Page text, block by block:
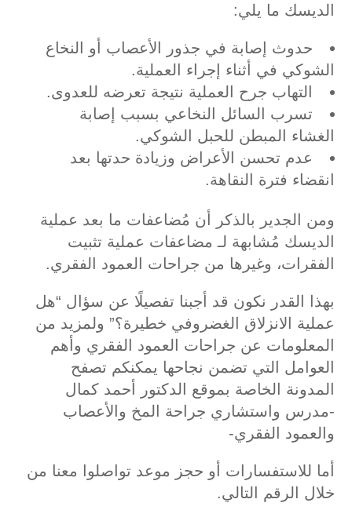
الديسك ما يلي:
حدوث إصابة في جذور الأعصاب أو النخاع
الشوكي في أثناء إجراء العملية.
التهاب جرح العملية نتيجة تعرضه للعدوى.
تسرب السائل النخاعي بسبب إصابة
الغشاء المبطن للحبل الشوكي.
عدم تحسن الأعراض وزيادة حدتها بعد
انقضاء فترة النقاهة.
ومن الجدير بالذكر أن مُضاعفات ما بعد عملية
الديسك مُشابهة لـ مضاعفات عملية تثبيت
الفقرات، وغيرها من جراحات العمود الفقري.
بهذا القدر نكون قد أجبنا تفصيلًا عن سؤال “هل
عملية الانزلاق الغضروفي خطيرة؟” ولمزيد من
المعلومات عن جراحات العمود الفقري وأهم
العوامل التي تضمن نجاحها يمكنكم تصفح
المدونة الخاصة بموقع الدكتور أحمد كمال
-مدرس واستشاري جراحة المخ والأعصاب
والعمود الفقري-
أما للاستفسارات أو حجز موعد تواصلوا معنا من
خلال الرقم التالي.